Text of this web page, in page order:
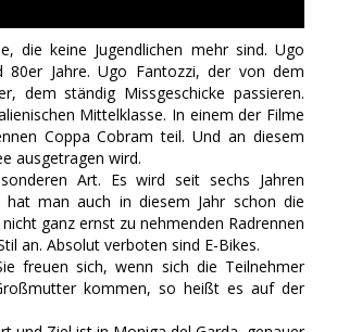
die keine Jugendlichen mehr sind. Ugo
80er Jahre. Ugo Fantozzi, der von dem
dem ständig Missgeschicke passieren.
Mittelklasse. In einem der Filme
Coppa Cobram teil. Und an diesem
ausgetragen wird.
Art. Es wird seit sechs Jahren
man auch in diesem Jahr schon die
ganz ernst zu nehmenden Radrennen
an. Absolut verboten sind E-Bikes.
freuen sich, wenn sich die Teilnehmer
kommen, so heißt es auf der